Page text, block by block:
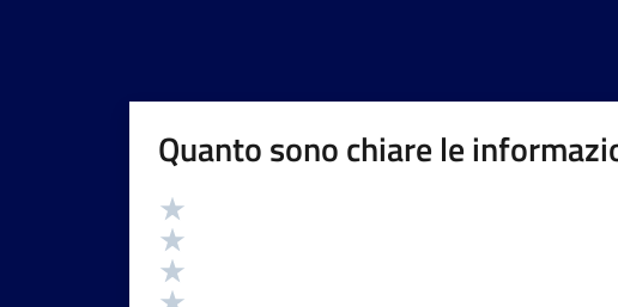
Quanto sono chiare le
Valutazione